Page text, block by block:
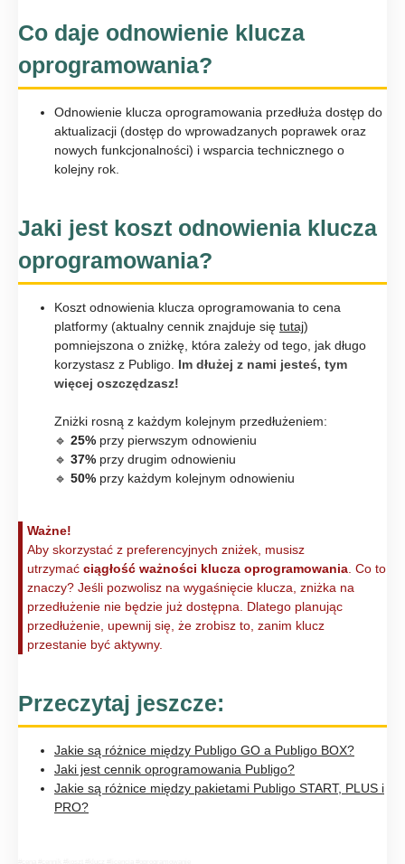
Co daje odnowienie klucza
oprogramowania?
Odnowienie klucza oprogramowania przedłuża dostęp do
aktualizacji (dostęp do wprowadzanych poprawek oraz
nowych funkcjonalności) i wsparcia technicznego o
kolejny rok.
Jaki jest koszt odnowienia klucza
oprogramowania?
Koszt odnowienia klucza oprogramowania to cena
platformy (aktualny cennik znajduje się tutaj)
pomniejszona o zniżkę, która zależy od tego, jak długo
korzystasz z Publigo. Im dłużej z nami jesteś, tym
więcej oszczędzasz!
Zniżki rosną z każdym kolejnym przedłużeniem:
🔹 25% przy pierwszym odnowieniu
🔹 37% przy drugim odnowieniu
🔹 50% przy każdym kolejnym odnowieniu
Ważne!
Aby skorzystać z preferencyjnych zniżek, musisz
utrzymać ciągłość ważności klucza oprogramowania . Co to
znaczy? Jeśli pozwolisz na wygaśnięcie klucza, zniżka na
przedłużenie nie będzie już dostępna. Dlatego planując
przedłużenie, upewnij się, że zrobisz to, zanim klucz
przestanie być aktywny.
Przeczytaj jeszcze:
Jakie są różnice między Publigo GO a Publigo BOX?
Jaki jest cennik oprogramowania Publigo?
Jakie są różnice między pakietami Publigo START, PLUS i
PRO?